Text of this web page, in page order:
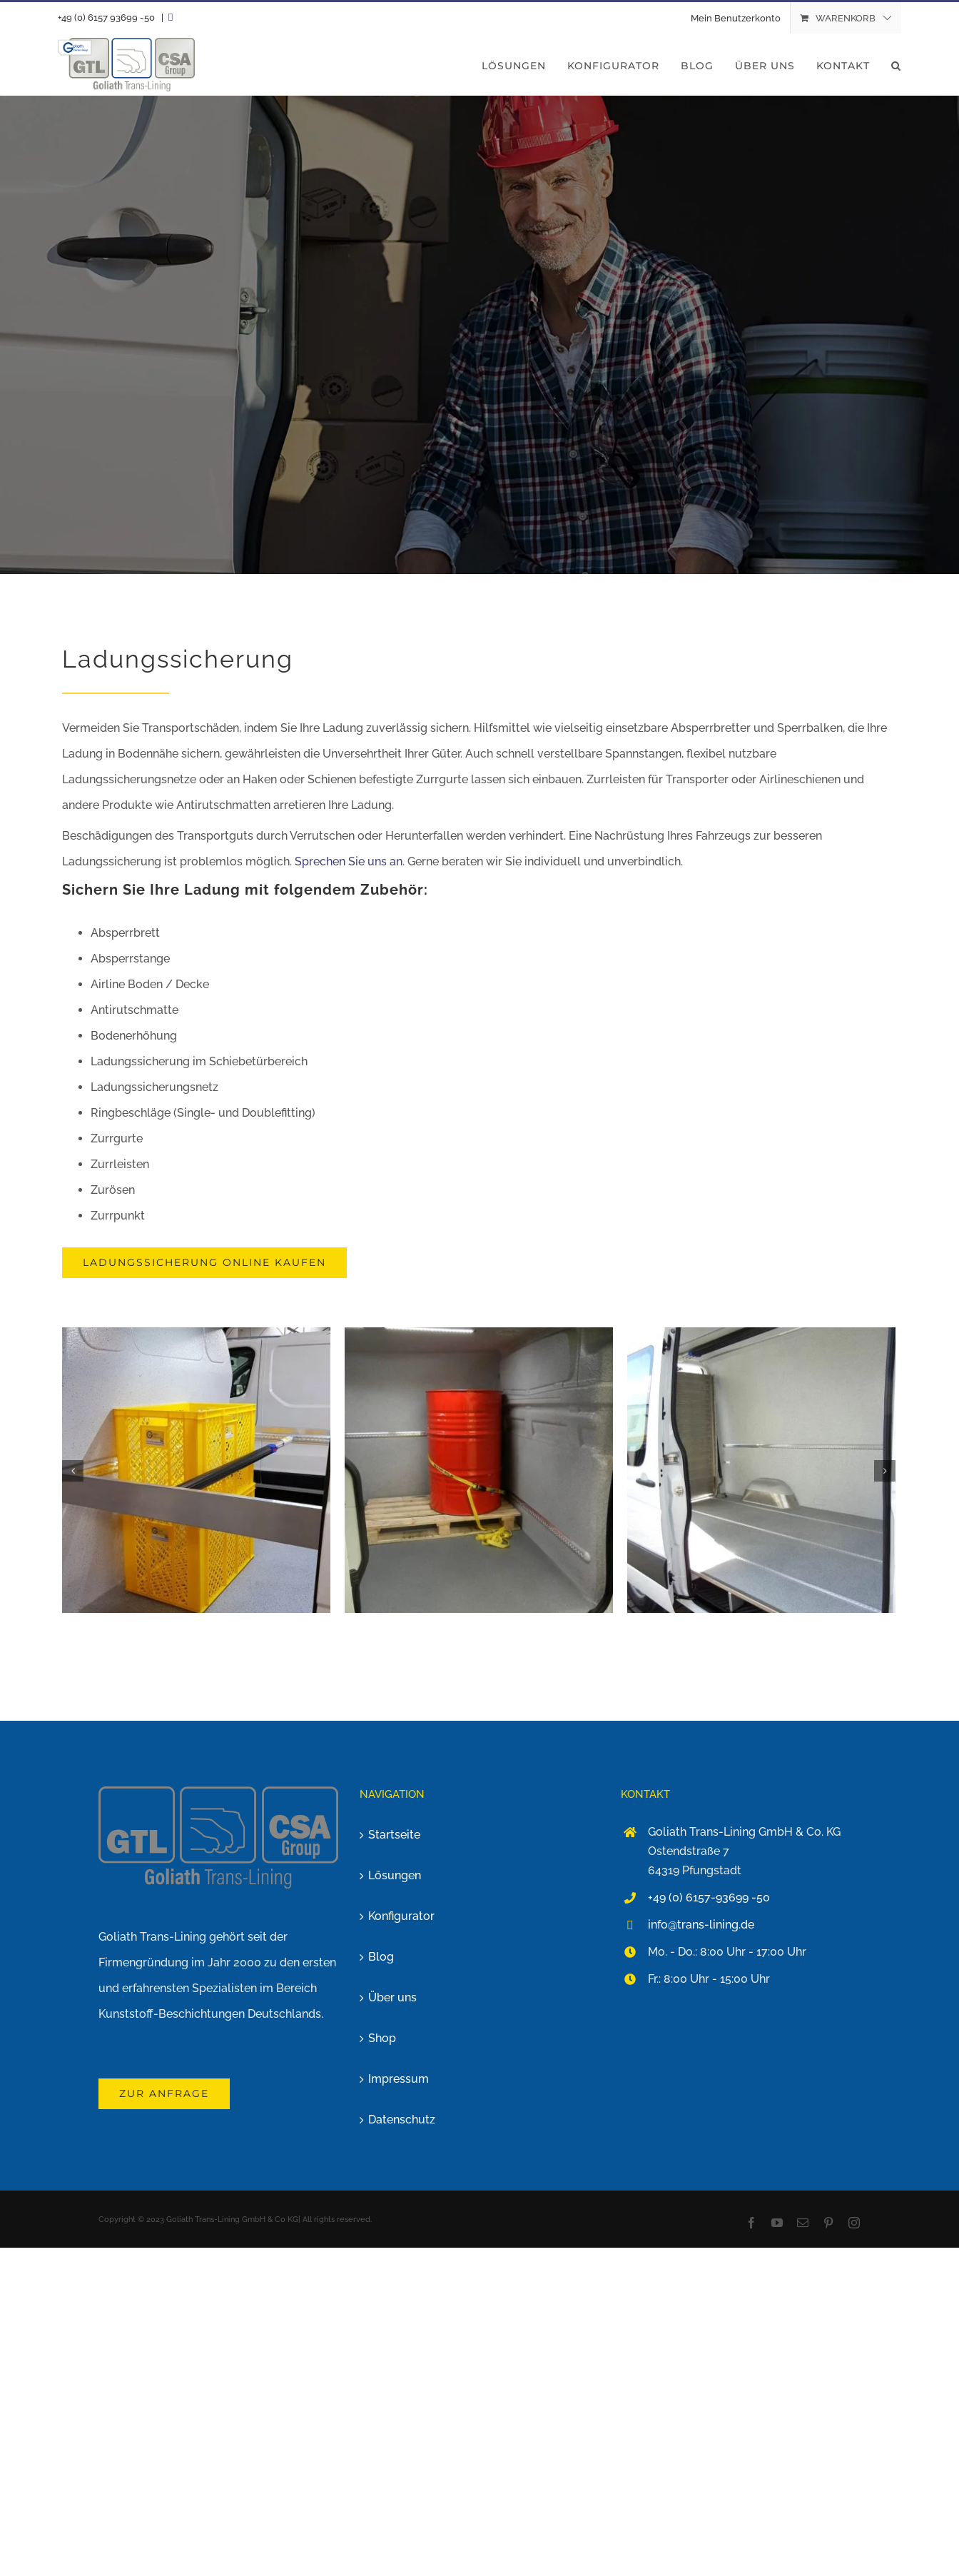
+49 (0) 6157 93699 -50 Mein Benutzerkonto WARENKORB
LÖSUNGEN KONFIGURATOR BLOG ÜBER UNS KONTAKT
Ladungssicherung
Vermeiden Sie Transportschäden, indem Sie Ihre Ladung zuverlässig sichern. Hilfsmittel wie vielseitig einsetzbare Absperrbretter und Sperrbalken, die Ihre
Ladung in Bodennähe sichern, gewährleisten die Unversehrtheit Ihrer Güter. Auch schnell verstellbare Spannstangen, flexibel nutzbare
Ladungssicherungsnetze oder an Haken oder Schienen befestigte Zurrgurte lassen sich einbauen. Zurrleisten für Transporter oder Airlineschienen und
andere Produkte wie Antirutschmatten arretieren Ihre Ladung.
Beschädigungen des Transportguts durch Verrutschen oder Herunterfallen werden verhindert. Eine Nachrüstung Ihres Fahrzeugs zur besseren
Ladungssicherung ist problemlos möglich. Sprechen Sie uns an. Gerne beraten wir Sie individuell und unverbindlich.
Sichern Sie Ihre Ladung mit folgendem Zubehör:
Absperrbrett
Absperrstange
Airline Boden / Decke
Antirutschmatte
Bodenerhöhung
Ladungssicherung im Schiebetürbereich
Ladungssicherungsnetz
Ringbeschläge (Single- und Doublefitting)
Zurrgurte
Zurrleisten
Zurösen
Zurrpunkt
LADUNGSSICHERUNG ONLINE KAUFEN
Goliath Trans-Lining gehört seit der
Firmengründung im Jahr 2000 zu den ersten
und erfahrensten Spezialisten im Bereich
Kunststoff-Beschichtungen Deutschlands.
ZUR ANFRAGE
NAVIGATION
Startseite
Lösungen
Konfigurator
Blog
Über uns
Shop
Impressum
Datenschutz
KONTAKT
Goliath Trans-Lining GmbH & Co. KG
Ostendstraße 7
64319 Pfungstadt
+49 (0) 6157-93699 -50
info@trans-lining.de
Mo. - Do.: 8:00 Uhr - 17:00 Uhr
Fr.: 8:00 Uhr - 15:00 Uhr
Copyright © 2023 Goliath Trans-Lining GmbH & Co KG| All rights reserved. FacebookYouTube
E-
PinterestInstagram